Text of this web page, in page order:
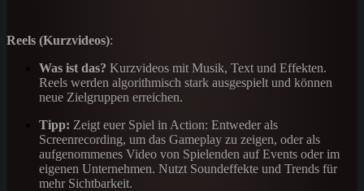
Reels (Kurzvideos):
Was ist das? Kurzvideos mit Musik, Text und Effekten.
Reels werden algorithmisch stark ausgespielt und können
neue Zielgruppen erreichen.
Tipp: Zeigt euer Spiel in Action: Entweder als
Screenrecording, um das Gameplay zu zeigen, oder als
aufgenommenes Video von Spielenden auf Events oder im
eigenen Unternehmen. Nutzt Soundeffekte und Trends für
mehr Sichtbarkeit.